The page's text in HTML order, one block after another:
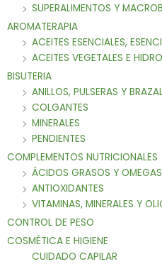
SUPERALIMENTOS Y
AROMATERAPIA
ACEITES ESENCIALES,
ACEITES VEGETALES E
BISUTERIA
ANILLOS, PULSERAS Y
COLGANTES
MINERALES
PENDIENTES
COMPLEMENTOS NUTRICIONALES
ÁCIDOS GRASOS Y OMEGAS
ANTIOXIDANTES
VITAMINAS, MINERALES Y
CONTROL DE PESO
COSMÉTICA E HIGIENE
CUIDADO CAPILAR